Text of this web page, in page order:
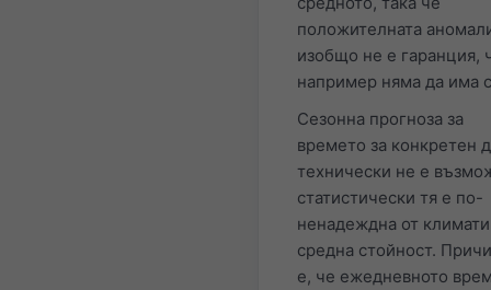
положителната
изобщо не е гаранция,
например няма да има
Сезонна прогноза за
времето за конкретен
технически не е
статистически тя е по-
ненадеждна от
средна стойност.
е, че ежедневното